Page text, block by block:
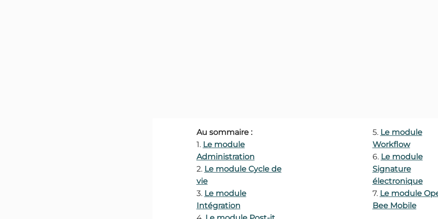
Au sommaire :
1. Le module
Administration
2. Le module Cycle de
vie
3. Le module
Intégration
5. Le module
Workflow
6. Le module
Signature
électronique
7. Le module
Bee Mobile